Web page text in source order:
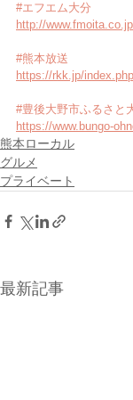
#エフエム大分
http://www.fmoita.co.jp
#熊本放送
https://rkk.jp/index.php
#豊後大野市ふるさと
https://www.bungo-
熊本ローカル
グルメ
プライベート
最新記事